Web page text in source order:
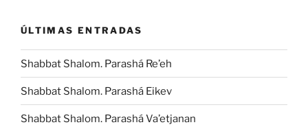
ÚLTIMAS ENTRADAS
Shabbat Shalom. Parashá Re’eh
Shabbat Shalom. Parashá Eikev
Shabbat Shalom. Parashá Va’etjanan